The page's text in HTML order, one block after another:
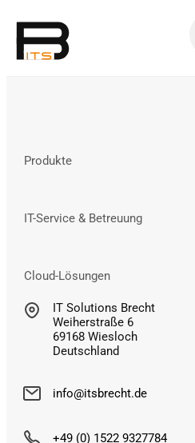
Produkte
IT-Service & Betreuung
Cloud-Lösungen
IT Solutions Brecht
Weiherstraße 6
69168 Wiesloch
Deutschland
info@itsbrecht.de
+49 (0) 1522 9327784